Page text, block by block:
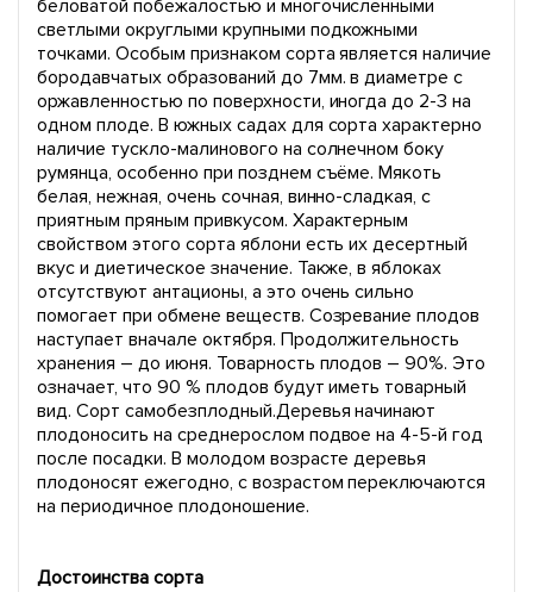
беловатой побежалостью и многочисленными
светлыми округлыми крупными подкожными
точками. Особым признаком сорта является наличие
бородавчатых образований до 7мм. в диаметре с
оржавленностью по поверхности, иногда до 2-3 на
одном плоде. В южных садах для сорта характерно
наличие тускло-малинового на солнечном боку
румянца, особенно при позднем съёме. Мякоть
белая, нежная, очень сочная, винно-сладкая, с
приятным пряным привкусом. Характерным
свойством этого сорта яблони есть их десертный
вкус и диетическое значение. Также, в яблоках
отсутствуют антационы, а это очень сильно
помогает при обмене веществ. Созревание плодов
наступает вначале октября. Продолжительность
хранения – до июня. Товарность плодов – 90%. Это
означает, что 90 % плодов будут иметь товарный
вид. Сорт самобезплодный.Деревья начинают
плодоносить на среднерослом подвое на 4-5-й год
после посадки. В молодом возрасте деревья
плодоносят ежегодно, с возрастом переключаются
на периодичное плодоношение.
Достоинства сорта